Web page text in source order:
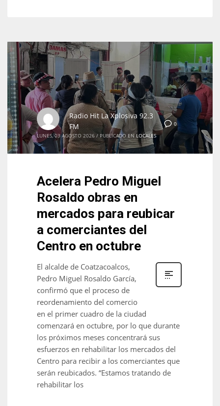
0
Radio Hit La Xplosiva 92.3
FM
LUNES, 03 AGOSTO 2026 / PUBLICADO EN LOCALES
Acelera Pedro Miguel
Rosaldo obras en
mercados para reubicar
a comerciantes del
Centro en octubre
El alcalde de Coatzacoalcos,
Pedro Miguel Rosaldo García,
confirmó que el proceso de
reordenamiento del comercio
en el primer cuadro de la ciudad
comenzará en octubre, por lo que durante
los próximos meses concentrará sus
esfuerzos en rehabilitar los mercados del
Centro para recibir a los comerciantes que
serán reubicados. “Estamos tratando de
rehabilitar los